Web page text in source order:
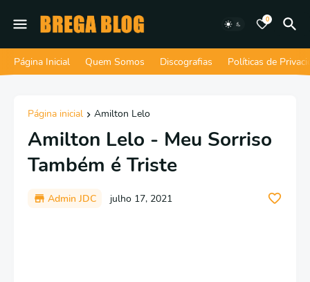
0
Página Inicial Quem Somos Discografias Políticas de
Página inicial Amilton Lelo
Amilton Lelo - Meu Sorriso
Também é Triste
Admin JDC julho 17, 2021